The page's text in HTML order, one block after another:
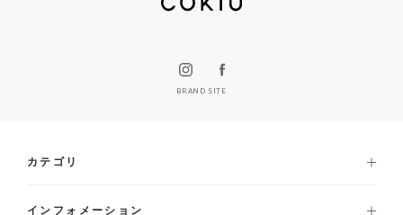
BRAND SITE
カテゴリ
インフォメーション